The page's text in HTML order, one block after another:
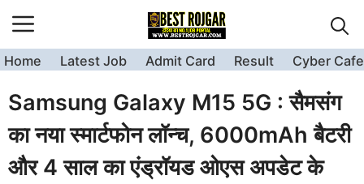
to
content
Home Latest Job Admit Card Result Cyber Cafe
Samsung Galaxy M15 5G : सैमसंग
का नया स्मार्टफोन लॉन्च, 6000mAh बैटरी
और 4 साल का एंड्रॉयड ओएस अपडेट के